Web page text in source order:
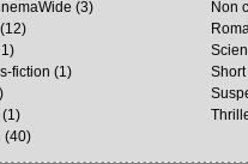
(3) Non
(12)
fiction (1) Short
(1)
(40)